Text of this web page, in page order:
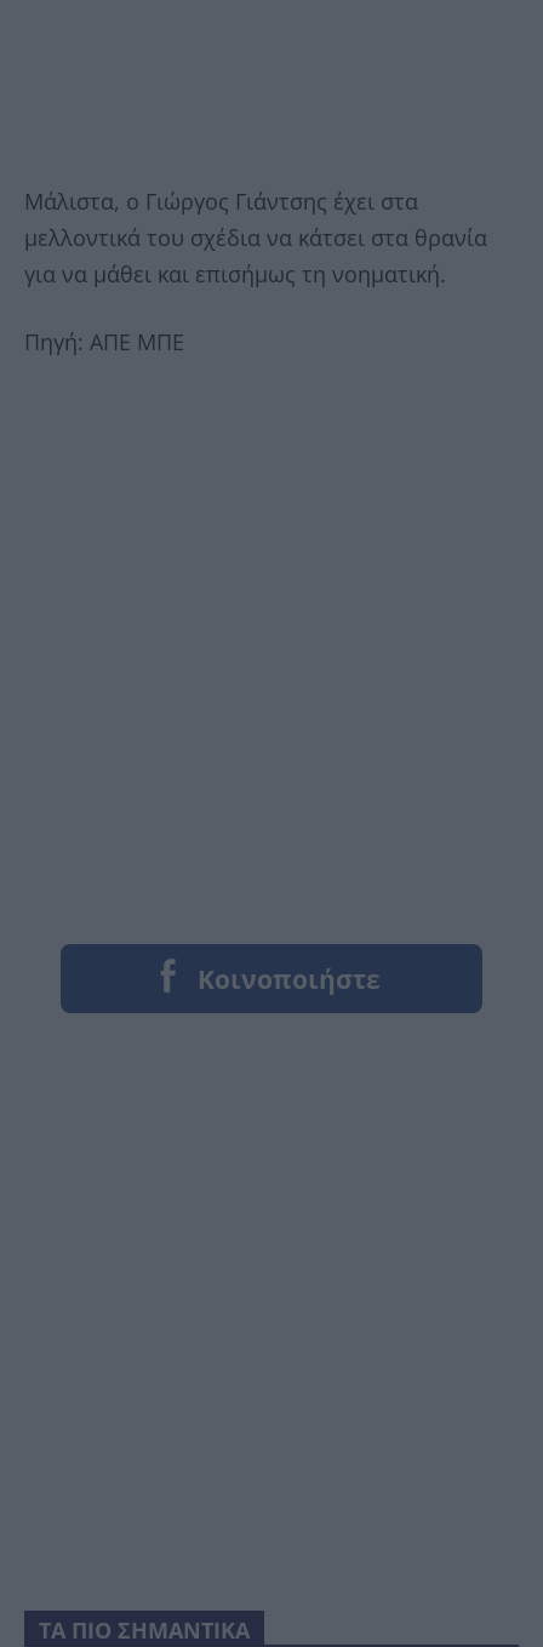
Μάλιστα, ο Γιώργος Γιάντσης έχει στα
μελλοντικά του σχέδια να κάτσει στα θρανία
για να μάθει και επισήμως τη νοηματική.
Πηγή: ΑΠΕ ΜΠΕ
ΤΑ ΠΙΟ ΣΗΜΑΝΤΙΚΑ